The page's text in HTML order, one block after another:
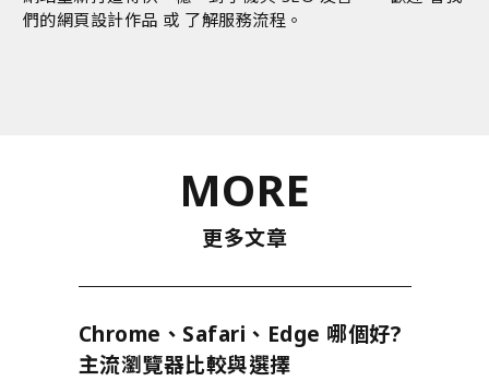
們的網頁設計作品 或 了解服務流程 。
MORE
更多文章
Chrome、Safari、Edge 哪個好?
主流瀏覽器比較與選擇